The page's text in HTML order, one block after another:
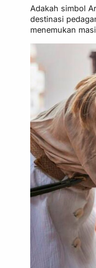
Adakah simbol
destinasi
menemukan